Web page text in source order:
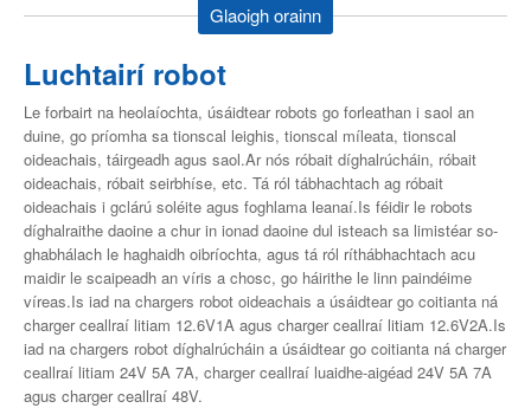
Glaoigh orainn
Luchtairí robot
Le forbairt na heolaíochta, úsáidtear robots go forleathan i saol an
duine, go príomha sa tionscal leighis, tionscal míleata, tionscal
oideachais, táirgeadh agus saol.Ar nós róbait díghalrúcháin, róbait
oideachais, róbait seirbhíse, etc. Tá ról tábhachtach ag róbait
oideachais i gclárú soléite agus foghlama leanaí.Is féidir le robots
díghalraithe daoine a chur in ionad daoine dul isteach sa limistéar so-
ghabhálach le haghaidh oibríochta, agus tá ról ríthábhachtach acu
maidir le scaipeadh an víris a chosc, go háirithe le linn paindéime
víreas.Is iad na chargers robot oideachais a úsáidtear go coitianta ná
charger ceallraí litiam 12.6V1A agus charger ceallraí litiam 12.6V2A.Is
iad na chargers robot díghalrúcháin a úsáidtear go coitianta ná charger
ceallraí litiam 24V 5A 7A, charger ceallraí luaidhe-aigéad 24V 5A 7A
agus charger ceallraí 48V.